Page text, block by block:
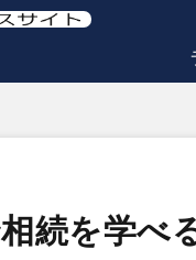
続を学べ